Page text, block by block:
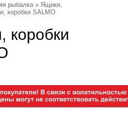
рыбалка» Ящики,
коробки SALMO
коробки